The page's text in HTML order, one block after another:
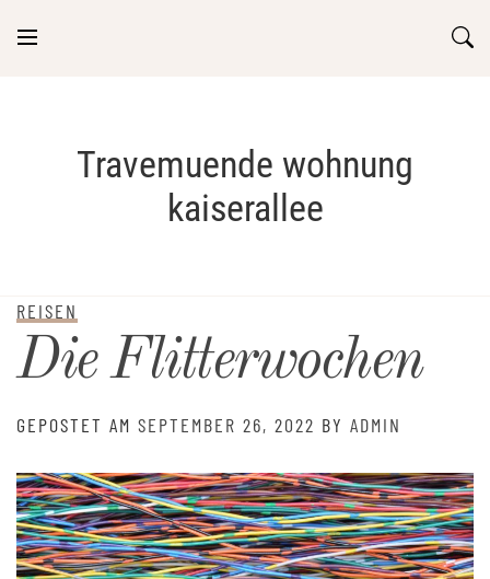
Travemuende wohnung
kaiserallee
REISEN
Die Flitterwochen
GEPOSTET AM SEPTEMBER 26, 2022 BY ADMIN